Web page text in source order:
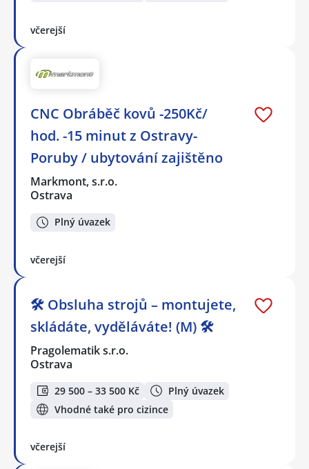
včerejší
CNC Obráběč kovů -250Kč/
hod. -15 minut z Ostravy-
Poruby / ubytování zajištěno
Markmont, s.r.o.
Ostrava
Plný úvazek
včerejší
🛠️ Obsluha strojů – montujete,
skládáte, vyděláváte! (M) 🛠️
Pragolematik s.r.o.
Ostrava
29 500 – 33 500 Kč
Plný úvazek
Vhodné také pro cizince
včerejší